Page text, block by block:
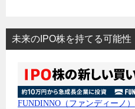
未来のIPO株を持てる可能性
FUNDINNO（ファンディーノ）